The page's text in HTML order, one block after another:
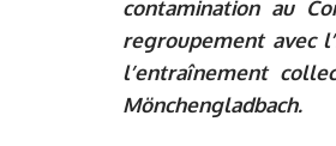
contamination au
regroupement avec
l’entraînement
Mönchengladbach.